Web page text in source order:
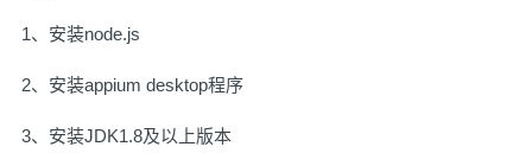
1、安装node.js
2、安装appium desktop程序
3、安装JDK1.8及以上版本